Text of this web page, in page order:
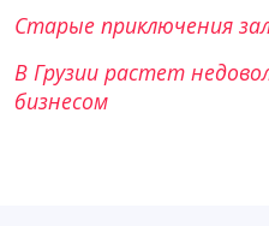
Старые приключения
В Грузии растет
бизнесом